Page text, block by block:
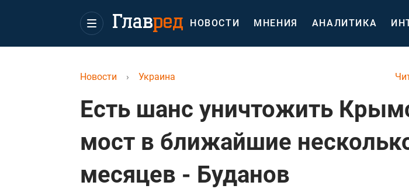
НОВОСТИ МНЕНИЯ АНАЛИТИКА
Новости › Украина
Есть шанс уничтожить
мост в ближайшие
месяцев - Буданов